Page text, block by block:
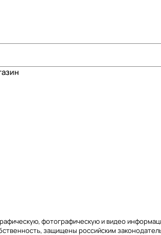
фотографическую и видео
защищены российским